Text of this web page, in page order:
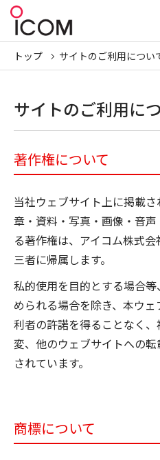
トップ サイトのご利用につい
サイトのご利用に
著作権について
当社ウェブサイト上に掲載
章・資料・写真・画像・音
る著作権は、アイコム株式
三者に帰属します。
私的使用を目的とする場合
められる場合を除き、本ウ
利者の許諾を得ることなく
変、他のウェブサイトへの
されています。
商標について